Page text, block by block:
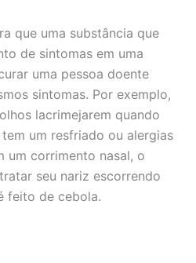
que uma substância que
de sintomas em uma
uma pessoa doente
sintomas. Por exemplo,
lacrimejarem quando
um resfriado ou alergias
um corrimento nasal, o
seu nariz escorrendo
feito de cebola.